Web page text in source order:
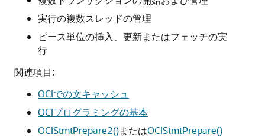
実行の複数スレッドの管理
ピース単位の挿入、更新またはフェッチの実
行
関連項目:
OCIでの文キャッシュ
OCIプログラミングの基本
OCIStmtPrepare2()またはOCIStmtPrepare()